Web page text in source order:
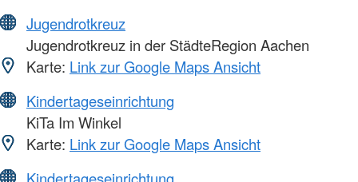
Jugendrotkreuz
Jugendrotkreuz in der StädteRegion Aachen
Karte: Link zur Google Maps Ansicht
Kindertageseinrichtung
KiTa Im Winkel
Karte: Link zur Google Maps Ansicht
Kindertageseinrichtung